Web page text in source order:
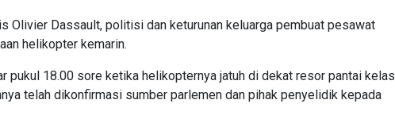
Olivier Dassault, politisi dan keturunan keluarga pembuat pesawat
helikopter kemarin.
pukul 18.00 sore ketika helikopternya jatuh di dekat resor pantai kelas
telah dikonfirmasi sumber parlemen dan pihak penyelidik kepada